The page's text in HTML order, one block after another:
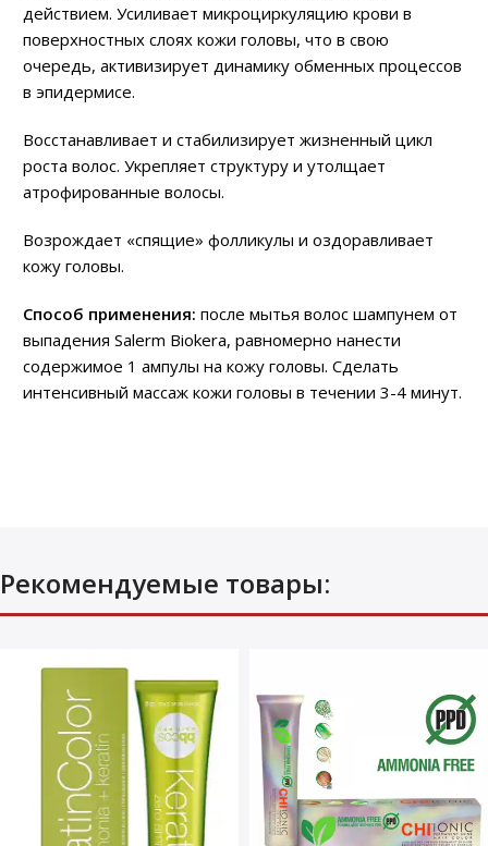
действием. Усиливает микроциркуляцию крови в
поверхностных слоях кожи головы, что в свою
очередь, активизирует динамику обменных процессов
в эпидермисе.
Восстанавливает и стабилизирует жизненный цикл
роста волос. Укрепляет структуру и утолщает
атрофированные волосы.
Возрождает «спящие» фолликулы и оздоравливает
кожу головы.
Способ применения: после мытья волос шампунем от
выпадения Salerm Biokera, равномерно нанести
содержимое 1 ампулы на кожу головы. Сделать
интенсивный массаж кожи головы в течении 3-4 минут.
Рекомендуемые товары: